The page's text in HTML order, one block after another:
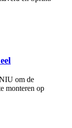
om de
monteren op